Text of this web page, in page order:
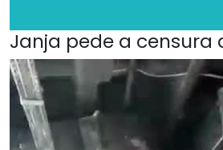
Janja pede a censura